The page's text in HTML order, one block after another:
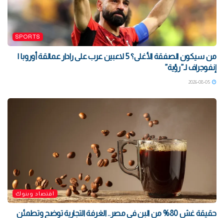
SPORTS
من سيكون الصفقة الأغلى؟ 5 لاعبين عرب على رادار عمالقة أوروبا |
إنفوجراف لـ”رؤية”
اقتصاد وبنوك
حقيقة غش 80% من البن في مصر.. الغرفة التجارية توضح وتطمئن